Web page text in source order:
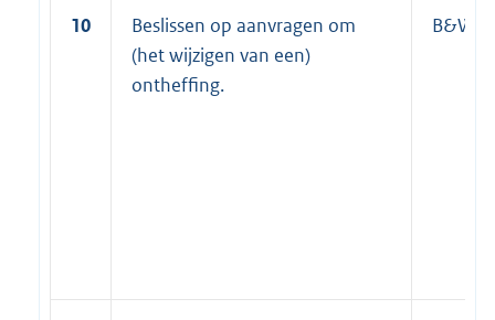
10
Beslissen op aanvragen om
(het wijzigen van een)
ontheffing.
B&W